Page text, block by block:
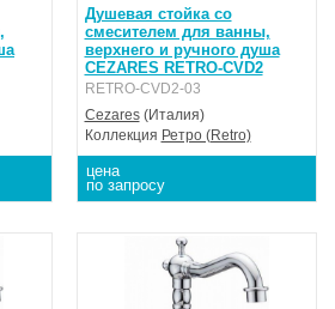
Душевая стойка со
смесителем для ванны,
верхнего и ручного душа
CEZARES RETRO-CVD2
RETRO-CVD2-03
Cezares(Италия)
Коллекция Ретро (Retro)
цена
по запросу